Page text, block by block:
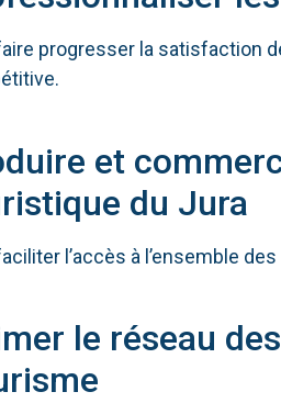
progresser la satisfaction
et
du Jura
l’accès à l’ensemble
le réseau